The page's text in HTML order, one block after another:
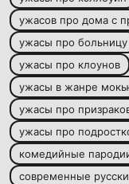
ужасов про дома с
ужасы про больницу
ужасы про клоунов
ужасы в жанре
ужасы про
ужасы про
комедийные
современные